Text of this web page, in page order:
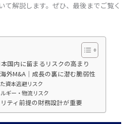
て解説します。ぜひ、最後までご覧く
国内に留まるリスクの高まり
外M&A｜成長の裏に潜む脆弱性
資本逃避リスク
ギー・物流リスク
ティ前提の財務設計が重要